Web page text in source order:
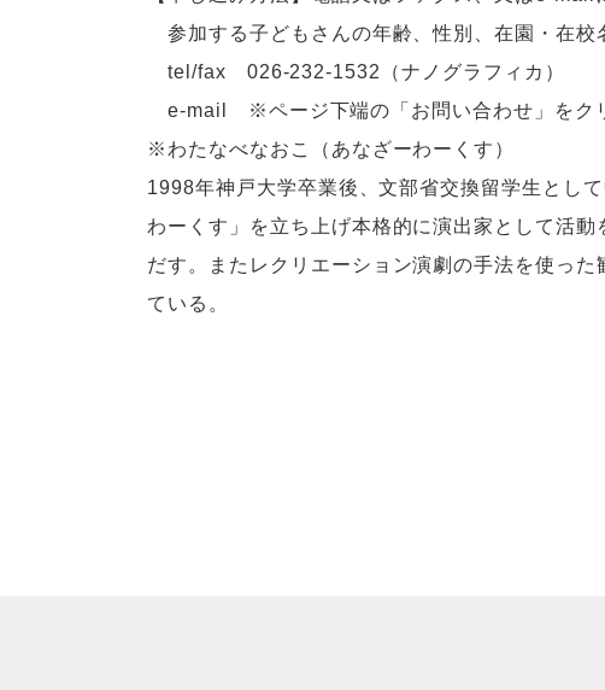
参加する子どもさんの年齢、性別、在園・在校
tel/fax 026-232-1532（ナノグラフィカ）
e-mail ※ページ下端の「お問い合わせ」をクリ
※わたなべなおこ（ あなざーわーくす ）
1998年神戸大学卒業後、文部省交換留学生とし
わーくす」を立ち上げ本格的に演出家として活
だす。またレクリエーション演劇の手法を使っ
ている。